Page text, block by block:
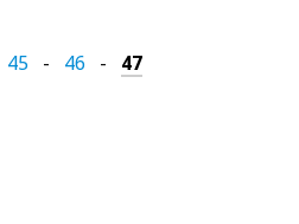
45 - 46 - 47